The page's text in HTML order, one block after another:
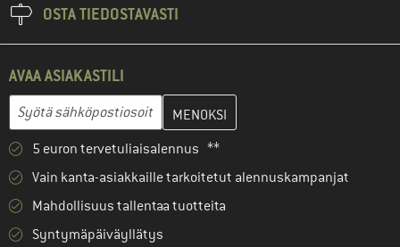
OSTA TIEDOSTAVASTI
AVAA ASIAKASTILI
Sähköpostiosoite
Anna sähköpostiosoitteesi ja luo seuraavassa vaiheessa
5 euron tervetuliaisalennus **
Vain kanta-asiakkaille tarkoitetut alennuskampanjat
Mahdollisuus tallentaa tuotteita
Syntymäpäiväyllätys